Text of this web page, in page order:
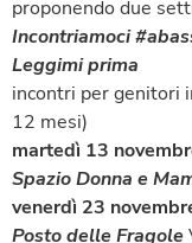
proponendo due
Incontriamoci
Leggimi prima
incontri per genitori
12 mesi)
martedì 13
Spazio Donna e
venerdì 23
Posto delle Fragole